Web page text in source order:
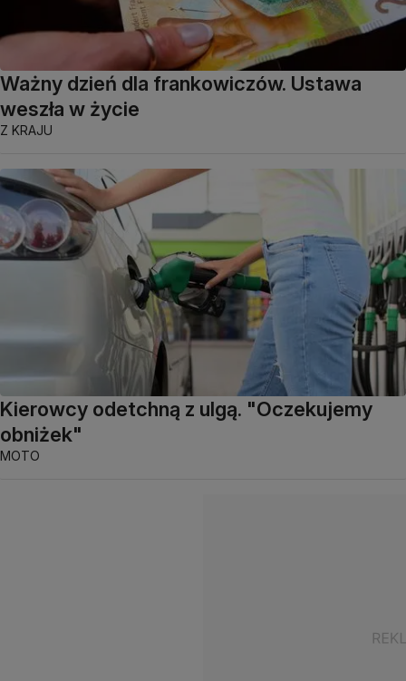
Ważny dzień dla frankowiczów. Ustawa
weszła w życie
Z KRAJU
Kierowcy odetchną z ulgą. "Oczekujemy
obniżek"
MOTO